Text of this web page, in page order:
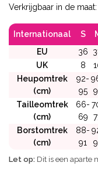
Verkrijgbaar in de
Internationaal S
EU
36
UK
8
Heupomtrek
(cm)
92-
95
Tailleomtrek
(cm)
66-
69
Borstomtrek
(cm)
88-
91
Let op: Dit is een aparte